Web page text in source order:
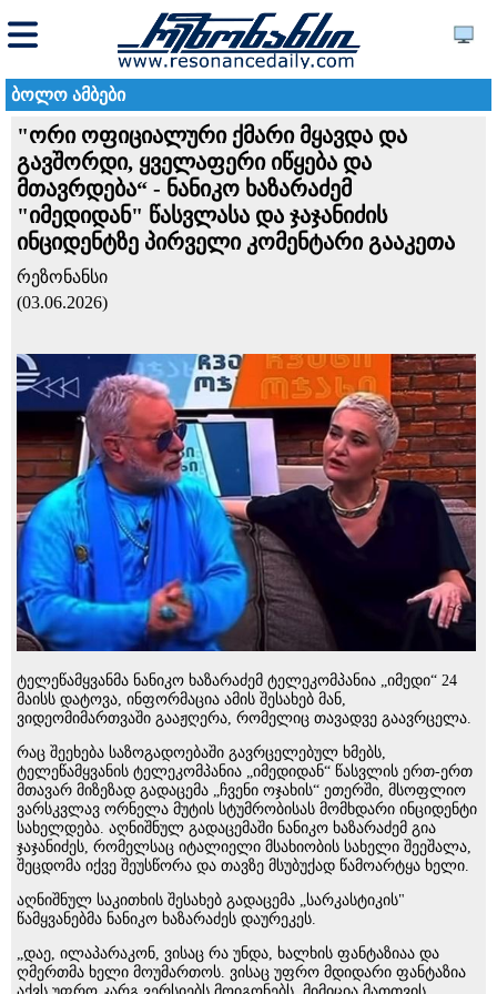
ბოლო ამბები
"ორი ოფიციალური ქმარი მყავდა და
გავშორდი, ყველაფერი იწყება და
მთავრდება“ - ნანიკო ხაზარაძემ
"იმედიდან" წასვლასა და ჯაჯანიძის
ინციდენტზე პირველი კომენტარი გააკეთა
რეზონანსი
(03.06.2026)
ტელეწამყვანმა ნანიკო ხაზარაძემ ტელეკომპანია „იმედი“ 24
მაისს დატოვა, ინფორმაცია ამის შესახებ მან,
ვიდეომიმართვაში გააჟღერა, რომელიც თავადვე გაავრცელა.
რაც შეეხება საზოგადოებაში გავრცელებულ ხმებს,
ტელეწამყვანის ტელეკომპანია „იმედიდან“ წასვლის ერთ-ერთ
მთავარ მიზეზად გადაცემა „ჩვენი ოჯახის“ ეთერში, მსოფლიო
ვარსკვლავ ორნელა მუტის სტუმრობისას მომხდარი ინციდენტი
სახელდება. აღნიშნულ გადაცემაში ნანიკო ხაზარაძემ გია
ჯაჯანიძეს, რომელსაც იტალიელი მსახიობის სახელი შეეშალა,
შეცდომა იქვე შეუსწორა და თავზე მსუბუქად წამოარტყა ხელი.
აღნიშნულ საკითხის შესახებ გადაცემა „სარკასტიკის"
წამყვანებმა ნანიკო ხაზარაძეს დაურეკეს.
„დაე, ილაპარაკონ, ვისაც რა უნდა, ხალხის ფანტაზიაა და
ღმერთმა ხელი მოუმართოს. ვისაც უფრო მდიდარი ფანტაზია